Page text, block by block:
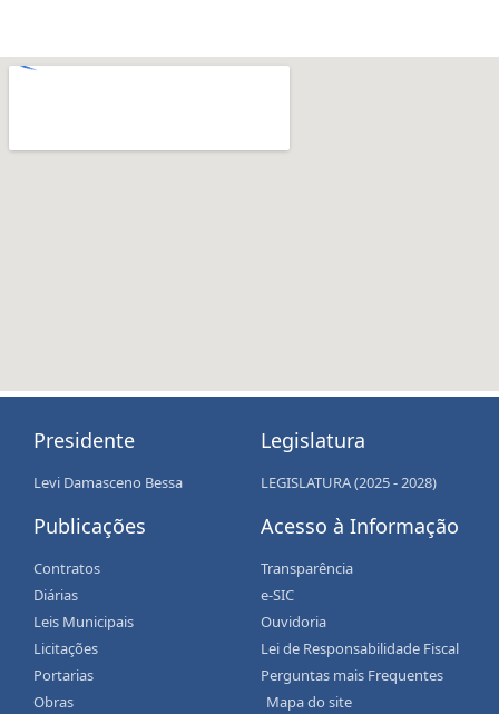
Presidente
Levi Damasceno Bessa
Publicações
Contratos
Diárias
Leis Municipais
Licitações
Portarias
Obras
Legislatura
LEGISLATURA (2025 - 2028)
Acesso à Informação
Transparência
e-SIC
Ouvidoria
Lei de Responsabilidade Fiscal
Perguntas mais Frequentes
Mapa do site